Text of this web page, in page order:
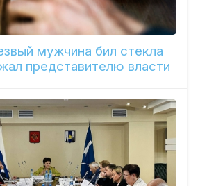
мужчина бил стекла
представителю власти